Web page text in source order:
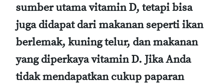
sumber utama vitamin D, tetapi bisa
juga didapat dari makanan seperti ikan
berlemak, kuning telur, dan makanan
yang diperkaya vitamin D. Jika Anda
tidak mendapatkan cukup paparan